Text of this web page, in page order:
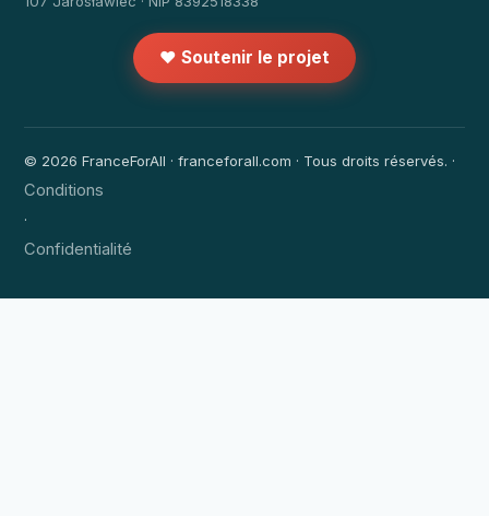
❤️ Soutenir le projet
© 2026 FranceForAll · franceforall.com · Tous droits réservés. ·
Conditions
·
Confidentialité